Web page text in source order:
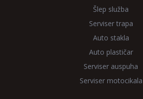
Šlep služba
Serviser trapa
Auto stakla
Auto plastičar
Serviser auspuha
Serviser motocikala